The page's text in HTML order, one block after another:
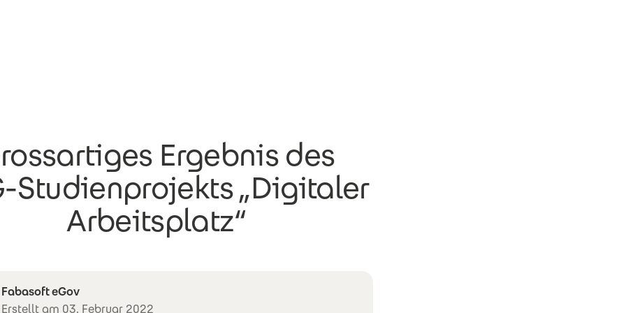
Ergebnis des
Studienprojekts „Digitaler
Arbeitsplatz“
Fabasoft eGov
Erstellt am 03. Februar 2022